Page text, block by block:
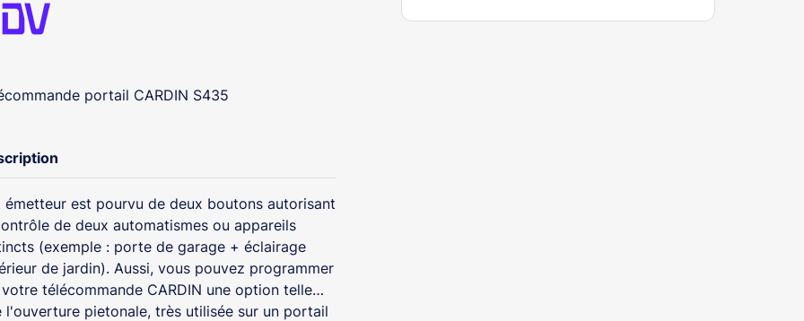
portail CARDIN S435
émetteur est pourvu de deux boutons autorisant
de deux automatismes ou appareils
(exemple : porte de garage + éclairage
de jardin). Aussi, vous pouvez programmer
télécommande CARDIN une option telle
l'ouverture pietonale, très utilisée sur un portail